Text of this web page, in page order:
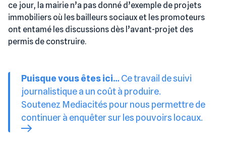
ce jour, la mairie n’a pas donné d’exemple de projets
immobiliers où les bailleurs sociaux et les promoteurs
ont entamé les discussions dès l’avant-projet des
permis de construire.
Puisque vous êtes ici…Ce travail de suivi
journalistique a un coût à produire.
Soutenez Mediacités pour nous permettre de
continuer à enquêter sur les pouvoirs locaux.